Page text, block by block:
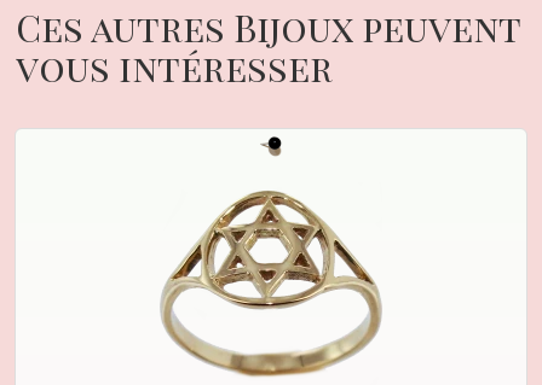
Ces autres Bijoux peuvent
vous intéresser